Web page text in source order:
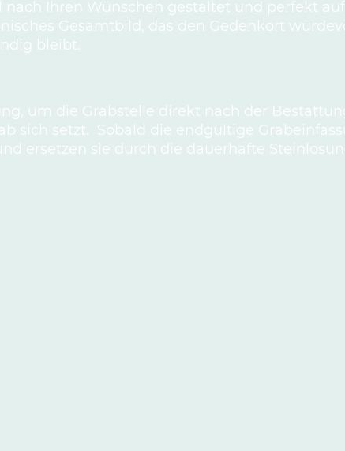
Ihren Wünschen gestaltet und perfekt
Gesamtbild, das den Gedenkort
bleibt.
um die Grabstelle direkt nach der
sich setzt. Sobald die endgültige
ersetzen sie durch die dauerhafte